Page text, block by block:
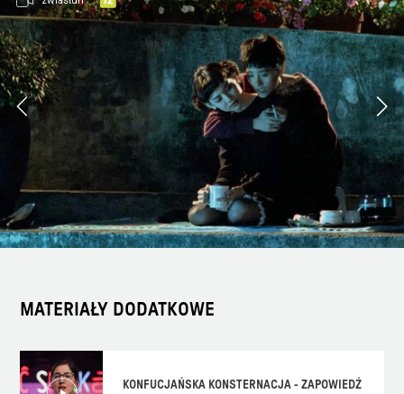
MATERIAŁY DODATKOWE
KONFUCJAŃSKA KONSTERNACJA - ZAPOWIEDŹ